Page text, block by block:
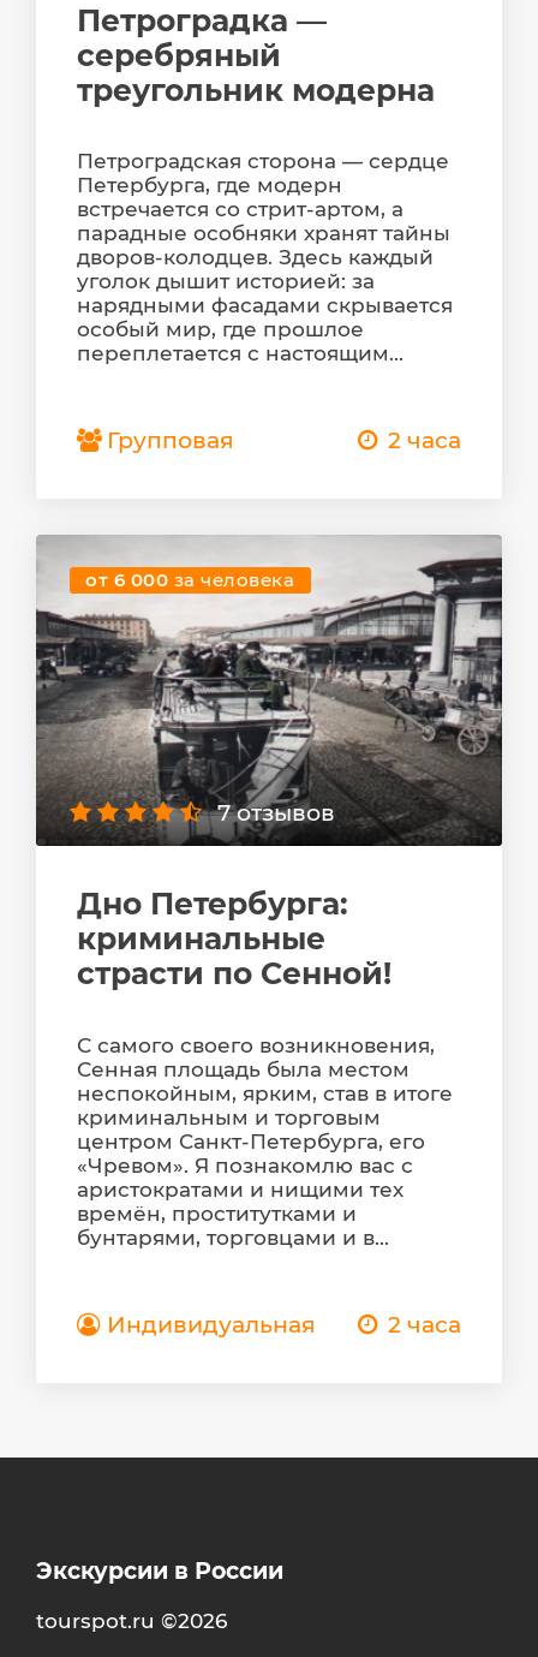
Петроградка —
серебряный
треугольник модерна
Петроградская сторона — сердце
Петербурга, где модерн
встречается со стрит-артом, а
парадные особняки хранят тайны
дворов-колодцев. Здесь каждый
уголок дышит историей: за
нарядными фасадами скрывается
особый мир, где прошлое
переплетается с настоящим...
Групповая 2 часа
от 6 000 за человека
7 отзывов
Дно Петербурга:
криминальные
страсти по Сенной!
С самого своего возникновения,
Сенная площадь была местом
неспокойным, ярким, став в итоге
криминальным и торговым
центром Санкт-Петербурга, его
«Чревом». Я познакомлю вас с
аристократами и нищими тех
времён, проститутками и
бунтарями, торговцами и в...
Индивидуальная 2 часа
Экскурсии в России
tourspot.ru ©2026